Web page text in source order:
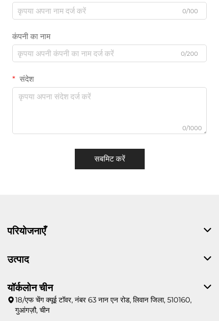
0/100
कंपनी का नाम
0/200
संदेश
0/1000
सबमिट करें
परियोजनाएँ
उत्पाद
यॉर्कलोन चीन
18/एफ चेंग क्यूई टॉवर, नंबर 63 नान एन रोड, लिवान जिला, 510160,
गुआंगज़ौ, चीन